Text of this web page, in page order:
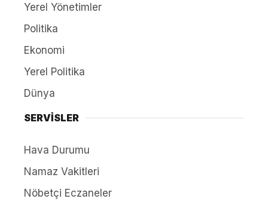
Yerel Yönetimler
Politika
Ekonomi
Yerel Politika
Dünya
SERVİSLER
Hava Durumu
Namaz Vakitleri
Nöbetçi Eczaneler